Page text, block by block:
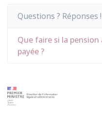
Questions ? Réponses !
Que faire si la
payée ?